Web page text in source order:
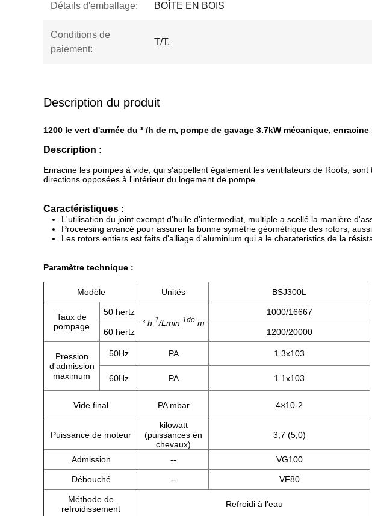
Détails d'emballage: BOÎTE EN BOIS
Conditions de
paiement:
T/T.
Description du produit
1200 le vert d'armée du ³ /h de m, pompe de gavage 3.7kW mécanique,
Description :
Enracine les pompes à vide, qui s'appellent également les ventilateurs de Roots,
directions opposées à l'intérieur du logement de pompe.
Caractéristiques :
L'utilisation du joint exempt d'huile d'intermediat, multiple a scellé la manière
Proceesing avancé pour assurer la bonne symétrie géométrique des rotors,
Les rotors entiers est faits d'alliage d'aluminium qui a le charateristics de la
Paramètre technique :
Modèle Unités BSJ300L
Taux de
pompage
50 hertz
³ h-1/Lmin-1de m
1000/16667
60 hertz 1200/20000
Pression
d'admission
maximum
50Hz PA 1.3x103
60Hz PA 1.1x103
Vide final PA mbar 4×10-2
Puissance de moteur
kilowatt
(puissances en
chevaux)
3,7 (5,0)
Admission -- VG100
Débouché -- VF80
Méthode de
refroidissement
Refroidi à l'eau